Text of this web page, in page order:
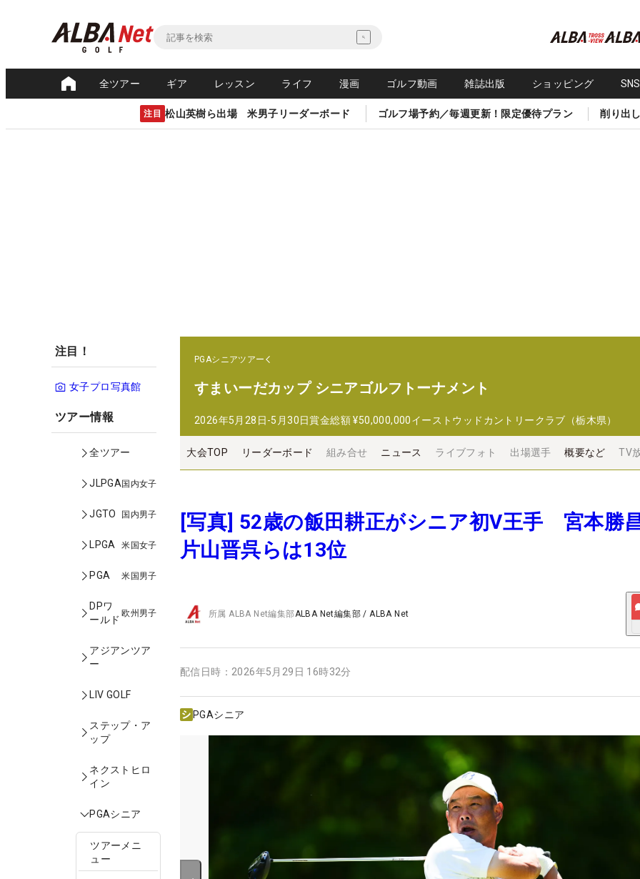
全ツアー ギア レッスン ライフ 漫画 ゴルフ動画 雑誌出版 ショッピング
注目 松山英樹ら出場 米男子リーダーボード ゴルフ場予約／毎週更新！限定優待プラン 削り出
注目！
女子プロ写真館
ツアー情報
全ツアー
JLPGA国内女子
JGTO 国内男子
LPGA 米国女子
PGA 米国男子
DPワ
ールド
欧州男子
アジアンツア
ー
LIV GOLF
ステップ・ア
ップ
ネクストヒロ
イン
PGAシニア
ツアーメニ
ュー
PGAシニアツアー
すまいーだカップ シニアゴルフトーナメント
2026年5月28日-5月30日賞金総額 ¥50,000,000イーストウッドカントリークラブ（栃木県）
大会TOP リーダーボード 組み合せ ニュース ライブフォト 出場選手 概要など TV
[写真] 52歳の飯田耕正がシニア初V王手 宮本勝
片山晋呉らは13位
所属ALBA Net編集部ALBA Net編集部 /ALBA Net
配信日時： 2026年5月29日 16時32分
PGAシニア